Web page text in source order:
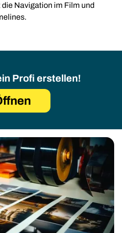
Navigation im Film und
Profi erstellen!